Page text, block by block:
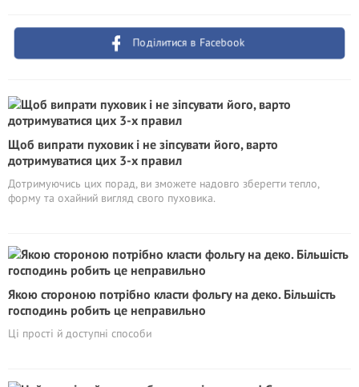
Поділитися в Facebook
Щоб випрати пуховик і не зіпсувати його, варто
дотримуватися цих 3-х правил
Дотримуючись цих порад, ви зможете надовго зберегти тепло,
форму та охайний вигляд свого пуховика.
Якою стороною потрібно класти фольгу на деко. Більшість
господинь робить це неправильно
Ці прості й доступні способи